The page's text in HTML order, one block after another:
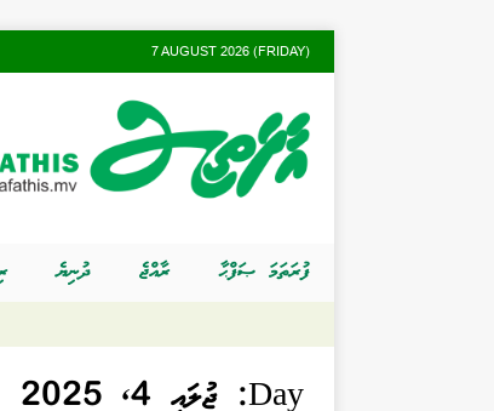
7 AUGUST 2026 (FRIDAY)
ފުރަތަމަ ޞަފްޙާ ރާއްޖެ ދުނިޔެ
Day: ޖުލައި 4, 2025